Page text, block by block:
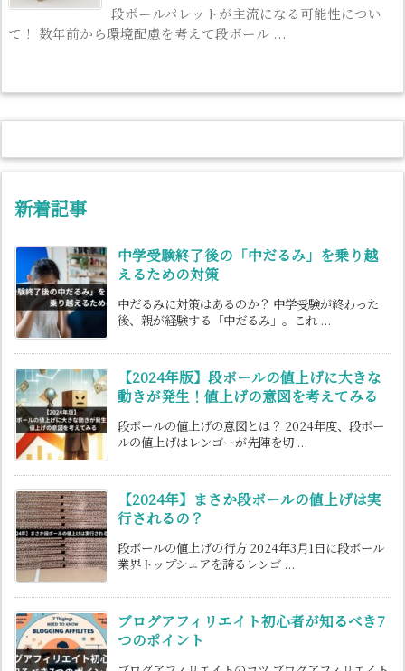
段ボールパレットが主流になる可能性につい
て！ 数年前から環境配慮を考えて段ボール ...
新着記事
中学受験終了後の「中だるみ」を乗り越
えるための対策
中だるみに対策はあるのか？ 中学受験が終わった
後、親が経験する「中だるみ」。これ ...
【2024年版】段ボールの値上げに大きな
動きが発生！値上げの意図を考えてみる
段ボールの値上げの意図とは？ 2024年度、段ボー
ルの値上げはレンゴーが先陣を切 ...
【2024年】まさか段ボールの値上げは実
行されるの？
段ボールの値上げの行方 2024年3月1日に段ボール
業界トップシェアを誇るレンゴ ...
ブログアフィリエイト初心者が知るべき7
つのポイント